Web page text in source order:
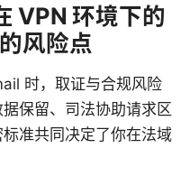
VPN 环境下的
风险点
时，取证与合规风险
保留、司法协助请求区
准共同决定了你在法域